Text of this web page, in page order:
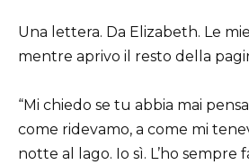
Una lettera. Da Elizabeth. Le
mentre aprivo il resto della
“Mi chiedo se tu abbia mai
come ridevamo, a come mi
notte al lago. Io sì. L’ho sempre